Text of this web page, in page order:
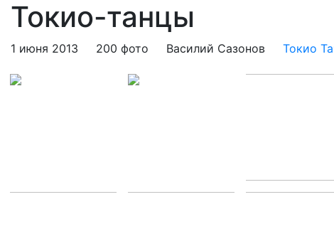
Токио-танцы
1 июня 2013 200 фото Василий Сазонов Токио